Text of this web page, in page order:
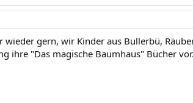
gern, wir Kinder aus Bullerbü,
ihre "Das magische Baumhaus" Bücher vor.